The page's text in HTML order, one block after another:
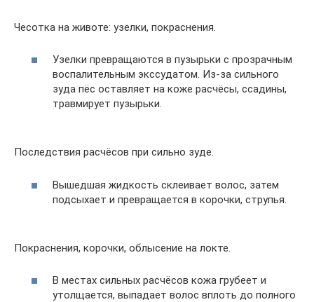
Чесотка на животе: узелки, покраснения.
Узелки превращаются в пузырьки с прозрачным
воспалительным экссудатом. Из-за сильного
зуда пёс оставляет на коже расчёсы, ссадины,
травмирует пузырьки.
Последствия расчёсов при сильно зуде.
Вышедшая жидкость склеивает волос, затем
подсыхает и превращается в корочки, струпья.
Покраснения, корочки, облысение на локте.
В местах сильных расчёсов кожа грубеет и
утолщается, выпадает волос вплоть до полного